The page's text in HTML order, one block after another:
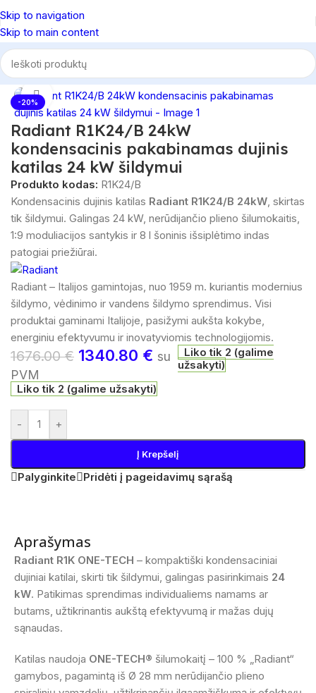
Skip to navigation
Skip to main content
Pradžia/Šildymo katilai/Dujiniai katilai/Dujiniai katilai tik šildymui
-20%
Spustelėkite, norėdami padidinti
Radiant R1K24/B 24kW
kondensacinis pakabinamas dujinis
katilas 24 kW šildymui
Produkto kodas: R1K24/B
Kondensacinis dujinis katilas Radiant R1K24/B 24kW, skirtas
tik šildymui. Galingas 24 kW, nerūdijančio plieno šilumokaitis,
1:9 moduliacijos santykis ir 8 l šoninis išsiplėtimo indas
patogiai priežiūrai.
Radiant – Italijos gamintojas, nuo 1959 m. kuriantis modernius
šildymo, vėdinimo ir vandens šildymo sprendimus. Visi
produktai gaminami Italijoje, pasižymi aukšta kokybe,
energiniu efektyvumu ir inovatyviomis technologijomis.
1676.00€ 1340.80 € su
PVM
Liko tik 2 (galime
užsakyti)
Liko tik 2 (galime užsakyti)
- +
Į Krepšelį
Palyginkite Pridėti į pageidavimų sąrašą
Aprašymas
Radiant R1K ONE-TECH – kompaktiški kondensaciniai
dujiniai katilai, skirti tik šildymui, galingas pasirinkimais 24
kW. Patikimas sprendimas individualiems namams ar
butams, užtikrinantis aukštą efektyvumą ir mažas dujų
sąnaudas.
Katilas naudoja ONE-TECH® šilumokaitį – 100 % „Radiant“
gamybos, pagamintą iš Ø 28 mm nerūdijančio plieno